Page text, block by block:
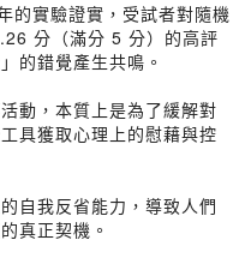
的實驗證實，受試者對隨機
分（滿分 5 分）的高評
的錯覺產生共鳴。
動，本質上是為了緩解對
具獲取心理上的慰藉與控
自我反省能力，導致人們
真正契機。